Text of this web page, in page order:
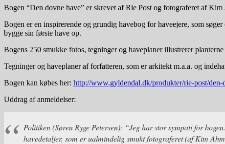
Bogen “Den dovne have” er skrevet af Rie Post og fotograferet af
Bogen er en inspirerende og grundig havebog for haveejere, som
bygge sin første have op.
Bogens 250 smukke fotos, tegninger og haveplaner illustrerer
Tegninger og haveplaner af forfatteren, som er arkitekt m.a.a. og
Bogen kan købes her: http://www.gyldendal.dk/produkter/rie-post/
Uddrag af anmeldelser:
Politiken (Søren Ryge Petersen): “Jeg har stor sympati for
havedetaljer, som er ualmindelig smukt fotograferet (af Kim